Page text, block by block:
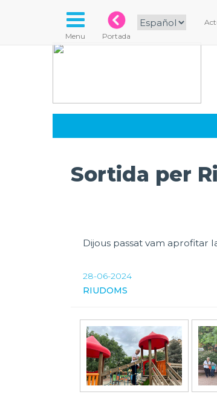
Menu Portada
Sortida per
Dijous passat vam aprofitar
28-06-2024
RIUDOMS